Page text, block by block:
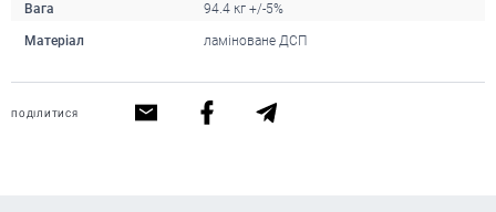
Вага 94.4 кг +/-5%
Матеріал ламіноване ДСП
ПОДІЛИТИСЯ